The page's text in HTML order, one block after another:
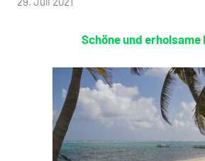
Schöne und erholsame